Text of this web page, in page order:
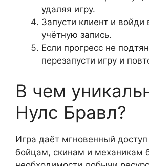
удаляя игру.
Запусти клиент и войди
учётную запись.
Если прогресс не
перезапусти игру и
В чем
Нулс Бравл?
Игра даёт мгновенный
бойцам, скинам и механикам